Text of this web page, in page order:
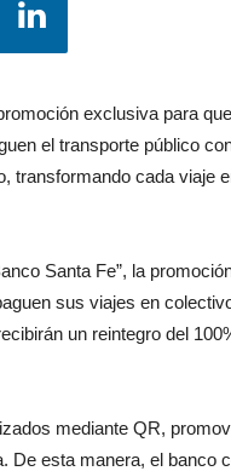
exclusiva para
el transporte público
transformando cada viaje
Santa Fe”, la
sus viajes en
un reintegro del
mediante QR,
De esta manera, el banco